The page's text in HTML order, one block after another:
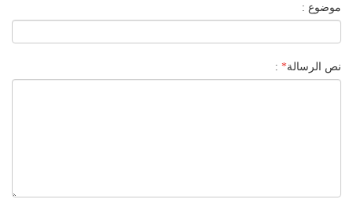
موضوع :
نص الرسالة*
: